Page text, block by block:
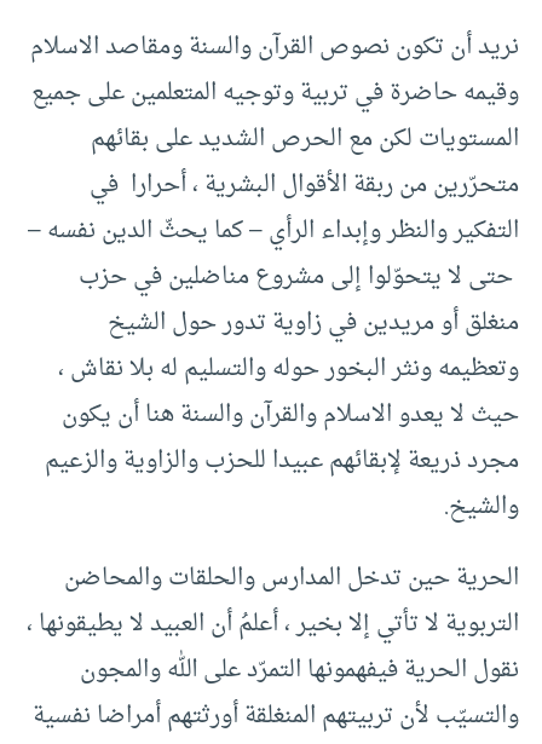
نريد أن تكون نصوص القرآن والسنة ومقاصد الاسلام
وقيمه حاضرة في تربية وتوجيه المتعلمين على جميع
المستويات لكن مع الحرص الشديد على بقائهم
متحرّرين من ربقة الأقوال البشرية ، أحرارا في
التفكير والنظر وإبداء الرأي – كما يحثّ الدين نفسه –
حتى لا يتحوّلوا إلى مشروع مناضلين في حزب
منغلق أو مريدين في زاوية تدور حول الشيخ
وتعظيمه ونثر البخور حوله والتسليم له بلا نقاش ،
حيث لا يعدو الاسلام والقرآن والسنة هنا أن يكون
مجرد ذريعة لإبقائهم عبيدا للحزب والزاوية والزعيم
والشيخ.
الحرية حين تدخل المدارس والحلقات والمحاضن
التربوية لا تأتي إلا بخير ، أعلمُ أن العبيد لا يطيقونها ،
نقول الحرية فيفهمونها التمرّد على الله والمجون
والتسيّب لأن تربيتهم المنغلقة أورثتهم أمراضا نفسية